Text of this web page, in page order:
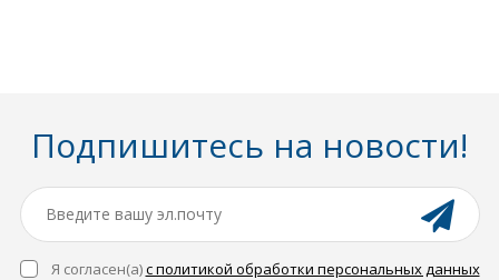
Подпишитесь на новости!
Я согласен(a)с политикой обработки персональных данных